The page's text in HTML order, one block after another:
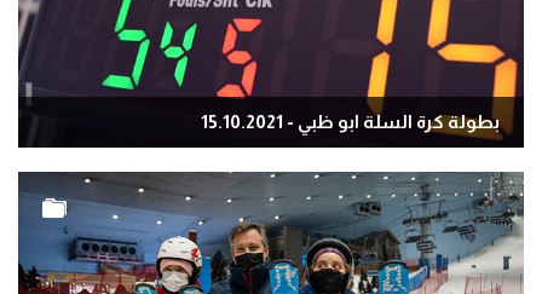
بطولة كرة السلة ابو ظبي - 15.10.2021